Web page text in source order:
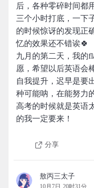
后，各种零碎时间都
三个小时打底，一下
的时候惊讶的发现正
忆的效果还不错诶🍀
九月的第二天，我的
愿，希望以后英语会
自我提升，迟早是要
种可能呐，在能努力
高考的时候就是英语
的我一定要来！
分享
敖丙三太子
10月7日 20时31分